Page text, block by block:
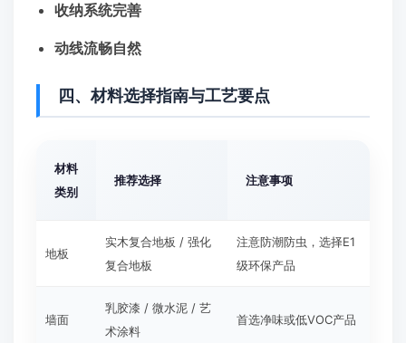
收纳系统完善
动线流畅自然
四、材料选择指南与工艺要点
材料
类别
推荐选择 注意事项
地板
实木复合地板 / 强化
复合地板
注意防潮防虫，选择E1
级环保产品
墙面
乳胶漆 / 微水泥 / 艺
术涂料
首选净味或低VOC产品